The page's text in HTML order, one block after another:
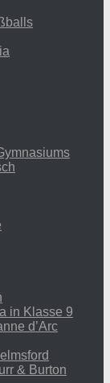
in Klasse 9
d’Arc
& Burton